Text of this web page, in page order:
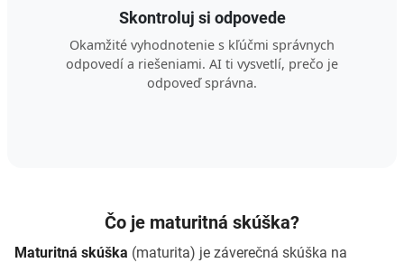
Skontroluj si odpovede
Okamžité vyhodnotenie s kľúčmi správnych
odpovedí a riešeniami. AI ti vysvetlí, prečo je
odpoveď správna.
Čo je maturitná skúška?
Maturitná skúška (maturita) je záverečná skúška na